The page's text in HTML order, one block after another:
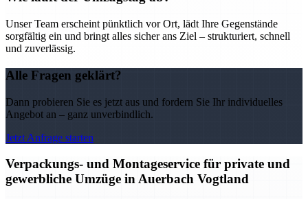
Unser Team erscheint pünktlich vor Ort, lädt Ihre Gegenstände
sorgfältig ein und bringt alles sicher ans Ziel – strukturiert, schnell
und zuverlässig.
Alle Fragen geklärt?
Dann probieren Sie es jetzt aus und fordern Sie Ihr individuelles
Angebot an – ganz unverbindlich.
Jetzt Anfrage starten
Verpackungs- und Montageservice für private und
gewerbliche Umzüge in Auerbach Vogtland